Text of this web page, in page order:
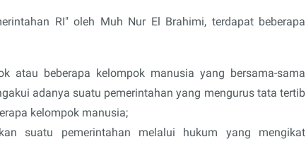
RI" oleh Muh Nur El Brahimi, terdapat beberapa
atau beberapa kelompok manusia yang bersama-sama
adanya suatu pemerintahan yang mengurus tata tertib
kelompok manusia;
suatu pemerintahan melalui hukum yang mengikat